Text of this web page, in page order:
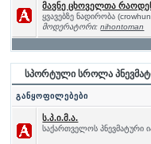
მავნე ცხოველთა
ყვავებზე ნადირობა
მოდერატორი:nihontoman
სპორტული სროლა
განყოფილებები
ს.პ.ი.მ.ა.
საქართველოს პნევმატური